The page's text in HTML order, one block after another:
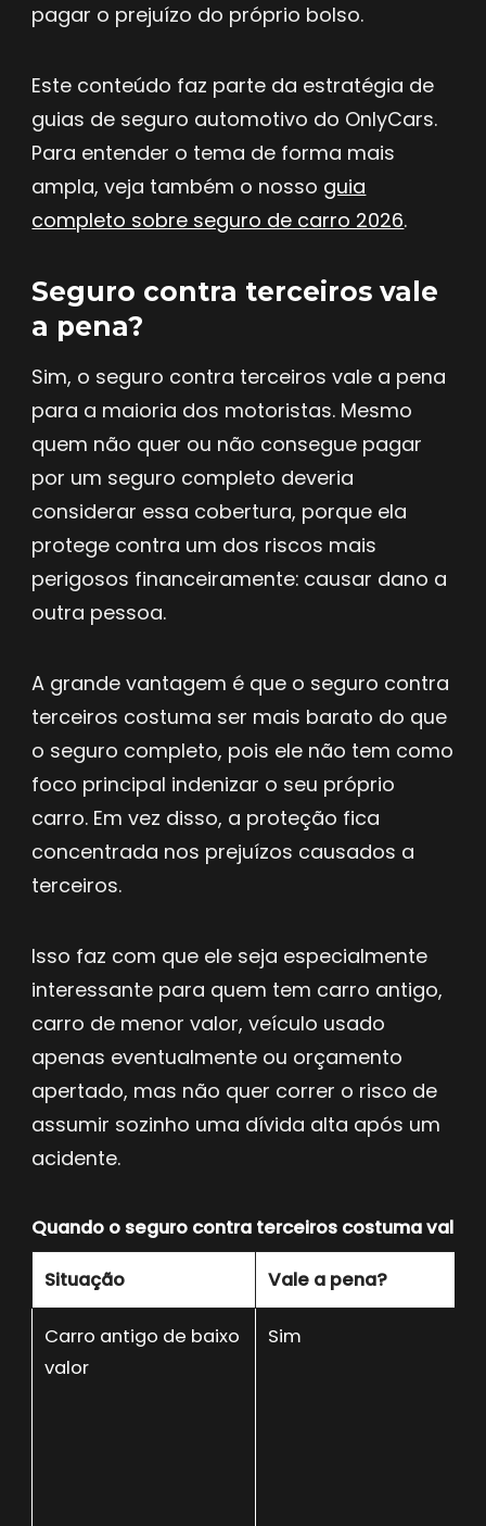
pagar o prejuízo do próprio bolso.
Este conteúdo faz parte da estratégia de
guias de seguro automotivo do OnlyCars.
Para entender o tema de forma mais
ampla, veja também o nosso guia
completo sobre seguro de carro 2026.
Seguro contra terceiros vale
a pena?
Sim, o seguro contra terceiros vale a pena
para a maioria dos motoristas. Mesmo
quem não quer ou não consegue pagar
por um seguro completo deveria
considerar essa cobertura, porque ela
protege contra um dos riscos mais
perigosos financeiramente: causar dano a
outra pessoa.
A grande vantagem é que o seguro contra
terceiros costuma ser mais barato do que
o seguro completo, pois ele não tem como
foco principal indenizar o seu próprio
carro. Em vez disso, a proteção fica
concentrada nos prejuízos causados a
terceiros.
Isso faz com que ele seja especialmente
interessante para quem tem carro antigo,
carro de menor valor, veículo usado
apenas eventualmente ou orçamento
apertado, mas não quer correr o risco de
assumir sozinho uma dívida alta após um
acidente.
Quando o seguro contra terceiros costuma valer
Situação Vale a pena?
Carro antigo de baixo
valor
Sim